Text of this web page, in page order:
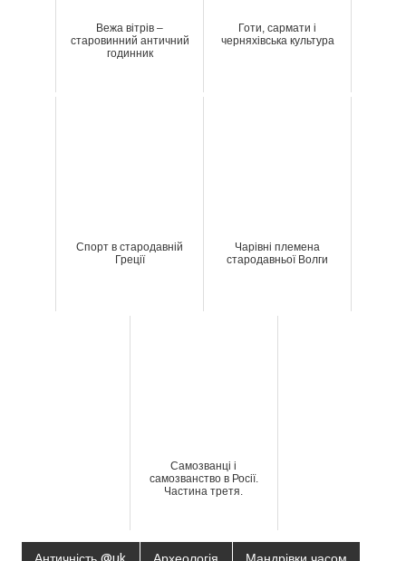
Вежа вітрів –
старовинний античний
годинник
Готи, сармати і
черняхівська культура
Спорт в стародавній
Греції
Чарівні племена
стародавньої Волги
Самозванці і
самозванство в Росії.
Частина третя.